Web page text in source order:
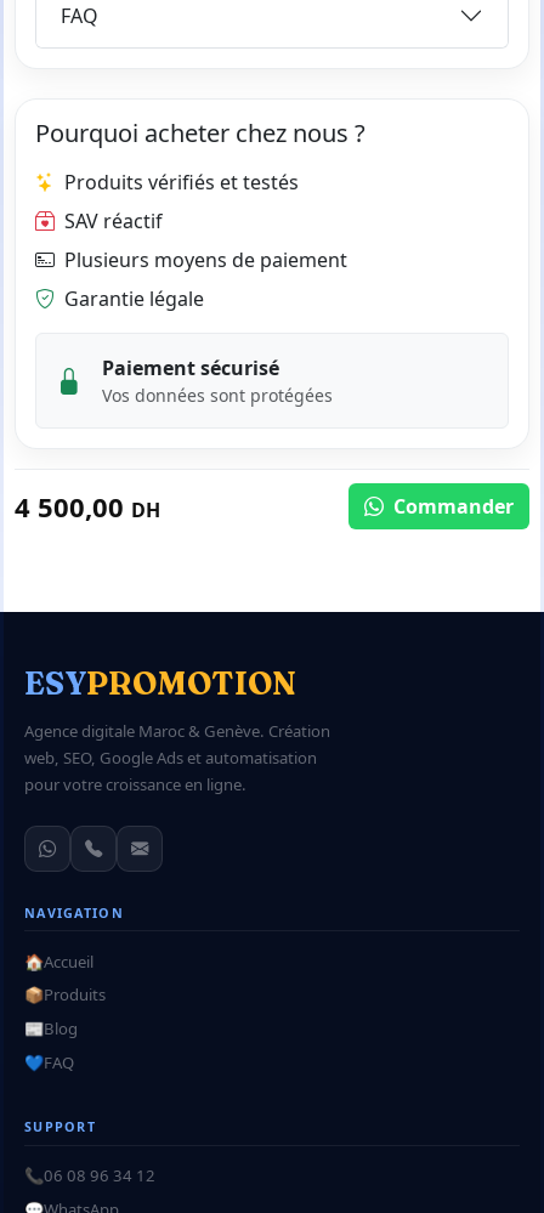
FAQ
Pourquoi acheter chez nous ?
Produits vérifiés et testés
SAV réactif
Plusieurs moyens de paiement
Garantie légale
Paiement sécurisé
Vos données sont protégées
4 500,00 DH Commander
ESYPROMOTION
Agence digitale Maroc & Genève. Création
web, SEO, Google Ads et automatisation
pour votre croissance en ligne.
NAVIGATION
🏠Accueil
📦Produits
📰Blog
💙FAQ
SUPPORT
📞06 08 96 34 12